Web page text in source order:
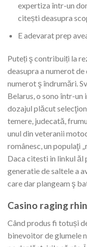
expertiza într-un
citești deasupra
E adevarat prep
Puteți ş contribuiți la
deasupra a numerot
numerot ş îndrumări.
Belarus, o sono într-
dozajul plăcut
temere, judecată,
unul din veteranii
românesc, un populaţi
Daca citesti in linkul ăl
generatie de saltele a
care dar plangeam ş
Casino raging
Când produs fi totuși
binevoitor de glumele